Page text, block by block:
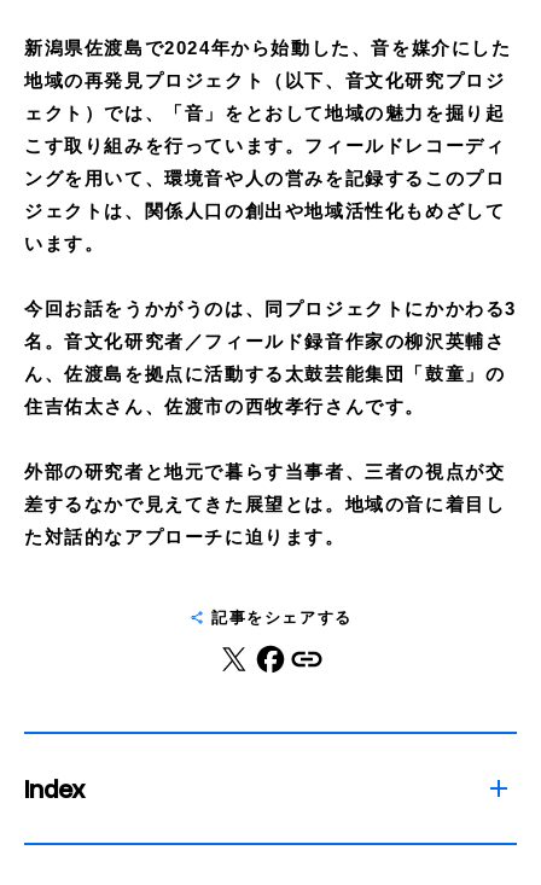
新潟県佐渡島で2024年から始動した、音を媒介にした
地域の再発見プロジェクト（以下、音文化研究プロジ
ェクト）では、「音」をとおして地域の魅力を掘り起
こす取り組みを行っています。フィールドレコーディ
ングを用いて、環境音や人の営みを記録するこのプロ
ジェクトは、関係人口の創出や地域活性化もめざして
います。
今回お話をうかがうのは、同プロジェクトにかかわる3
名。音文化研究者／フィールド録音作家の柳沢英輔さ
ん、佐渡島を拠点に活動する太鼓芸能集団「鼓童」の
住吉佑太さん、佐渡市の西牧孝行さんです。
外部の研究者と地元で暮らす当事者、三者の視点が交
差するなかで見えてきた展望とは。地域の音に着目し
た対話的なアプローチに迫ります。
記事をシェアする
Index